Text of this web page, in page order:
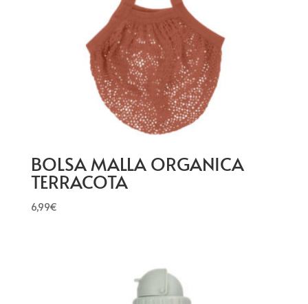
BOLSA MALLA ORGANICA
TERRACOTA
6,99€